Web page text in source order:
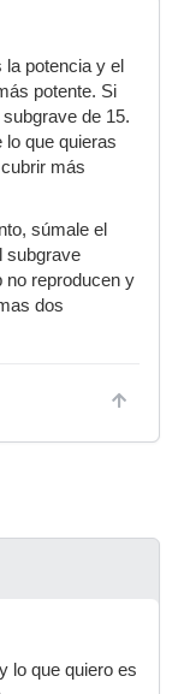
potencia y el
potente. Si
de 15.
que quieras
más
súmale el
subgrave
no reproducen y
dos
lo que quiero es